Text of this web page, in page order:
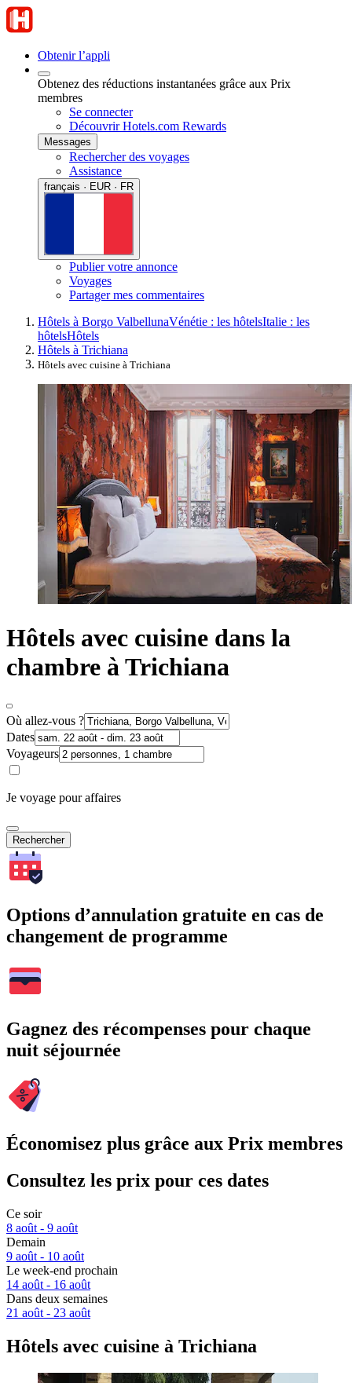
Obtenir l’appli
Obtenez des réductions instantanées grâce aux Prix
membres
Se connecter
Découvrir Hotels.com Rewards
Messages
Rechercher des voyages
Assistance
français · EUR · FR
Publier votre annonce
Voyages
Partager mes commentaires
Hôtels à Borgo ValbellunaVénétie : les hôtelsItalie : les
hôtelsHôtels
Hôtels à Trichiana
Hôtels avec cuisine à Trichiana
Hôtels avec cuisine dans la
chambre à Trichiana
Où allez-vous ?
Dates
Voyageurs
Je voyage pour affaires
Rechercher
Options d’annulation gratuite en cas de
changement de programme
Gagnez des récompenses pour chaque
nuit séjournée
Économisez plus grâce aux Prix membres
Consultez les prix pour ces dates
Ce soir
8 août - 9 août
Demain
9 août - 10 août
Le week-end prochain
14 août - 16 août
Dans deux semaines
21 août - 23 août
Hôtels avec cuisine à Trichiana